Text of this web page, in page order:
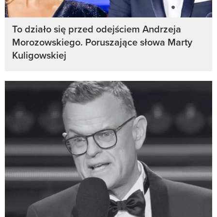
To działo się przed odejściem Andrzeja
Morozowskiego. Poruszające słowa Marty
Kuligowskiej